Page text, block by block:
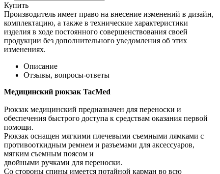
Купить
Производитель имеет право на внесение изменений в дизайн,
комплектацию, а также в технические характеристики
изделия в ходе постоянного совершенствования своей
продукции без дополнительного уведомления об этих
изменениях.
Описание
Отзывы, вопросы-ответы
Медицинский рюкзак TacMed
Рюкзак медицинский предназначен для переноски и
обеспечения быстрого доступа к средствам оказания первой
помощи.
Рюкзак оснащен мягкими плечевыми съемными лямками с
противооткидным ремнем и разъемами для аксессуаров,
мягким съемным поясом и
двойными ручками для переноски.
Со стороны спины имеется потайной карман во всю